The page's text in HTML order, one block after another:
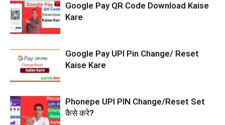
Google Pay QR Code Download Kaise
Kare
Google Pay UPI Pin Change/ Reset
Kaise Kare
Phonepe UPI PIN Change/Reset Set
कैसे करे?